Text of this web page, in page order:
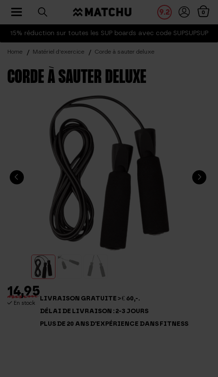
15% réduction sur toutes les SUP boards avec code SUPSUPSUP
9.2 0
Toggle navigation
Home Matériel d'exercice Corde à sauter deluxe
CORDE À SAUTER DELUXE
14,95
En stock
LIVRAISON GRATUITE > € 60,-.
DÉLAI DE LIVRAISON : 2-3 JOURS
PLUS DE 20 ANS D'EXPÉRIENCE DANS FITNESS